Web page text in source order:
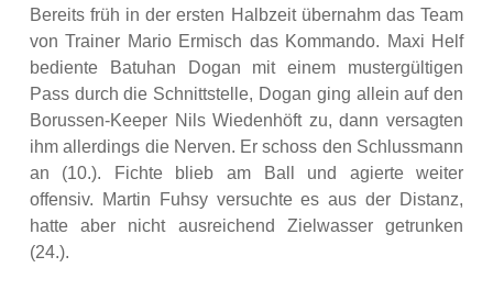
Bereits früh in der ersten Halbzeit übernahm das Team
von Trainer Mario Ermisch das Kommando. Maxi Helf
bediente Batuhan Dogan mit einem mustergültigen
Pass durch die Schnittstelle, Dogan ging allein auf den
Borussen-Keeper Nils Wiedenhöft zu, dann versagten
ihm allerdings die Nerven. Er schoss den Schlussmann
an (10.). Fichte blieb am Ball und agierte weiter
offensiv. Martin Fuhsy versuchte es aus der Distanz,
hatte aber nicht ausreichend Zielwasser getrunken
(24.).